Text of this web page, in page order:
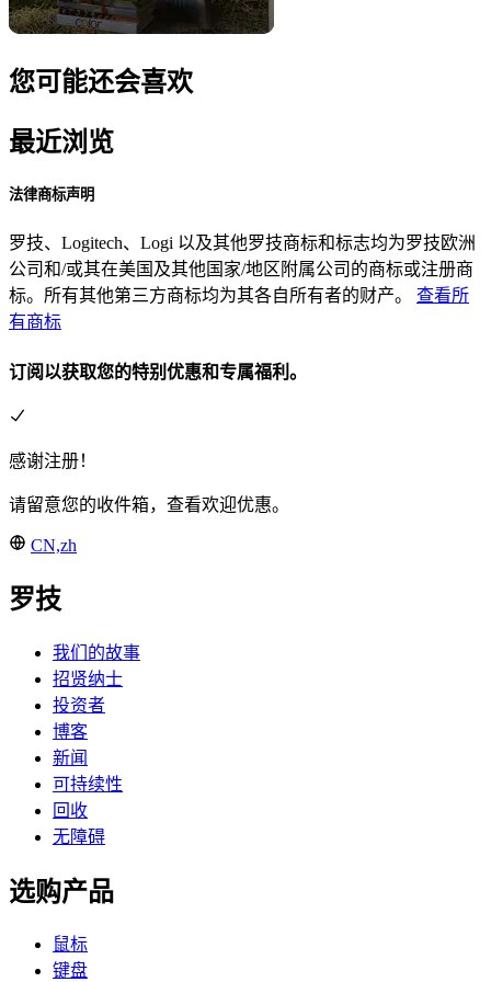
您可能还会喜欢
最近浏览
法律商标声明
罗技、Logitech、Logi 以及其他罗技商标和标志均为罗技欧洲
公司和/或其在美国及其他国家/地区附属公司的商标或注册商
标。所有其他第三方商标均为其各自所有者的财产。 查看所
有商标
订阅以获取您的特别优惠和专属福利。
感谢注册！
请留意您的收件箱，查看欢迎优惠。
CN,zh
罗技
我们的故事
招贤纳士
投资者
博客
新闻
可持续性
回收
无障碍
选购产品
鼠标
键盘